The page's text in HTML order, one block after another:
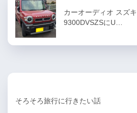
カーオーディオ スズ
9300DVSZSにU…
そろそろ旅行に行きたい話